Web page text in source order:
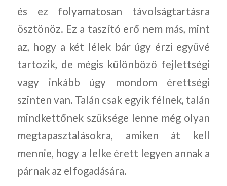
és ez folyamatosan távolságtartásra
ösztönöz. Ez a taszító erő nem más, mint
az, hogy a két lélek bár úgy érzi együvé
tartozik, de mégis különböző fejlettségi
vagy inkább úgy mondom érettségi
szinten van. Talán csak egyik félnek, talán
mindkettőnek szüksége lenne még olyan
megtapasztalásokra, amiken át kell
mennie, hogy a lelke érett legyen annak a
párnak az elfogadására.